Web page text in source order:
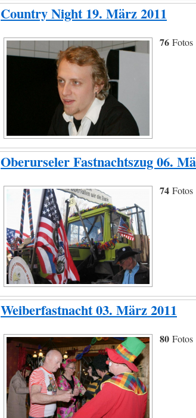
Country Night 19. März 2011
76 Fotos
Oberurseler Fastnachtszug 06.
74 Fotos
Weiberfastnacht 03. März 2011
80 Fotos